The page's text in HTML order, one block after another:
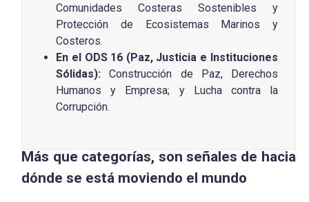
Comunidades Costeras Sostenibles y
Protección de Ecosistemas Marinos y
Costeros.
En el ODS 16 (Paz, Justicia e Instituciones
Sólidas): Construcción de Paz, Derechos
Humanos y Empresa; y Lucha contra la
Corrupción.
Más que categorías, son señales de hacia
dónde se está moviendo el mundo